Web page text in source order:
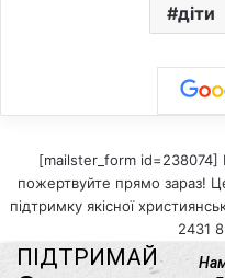
діти
[mailster_form id=238074]
пожертвуйте прямо зараз!
підтримку якісної
2431